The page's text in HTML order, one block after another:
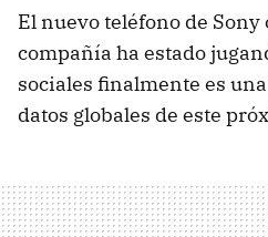
El nuevo teléfono de Sony
compañía ha estado
sociales finalmente es
datos globales de este